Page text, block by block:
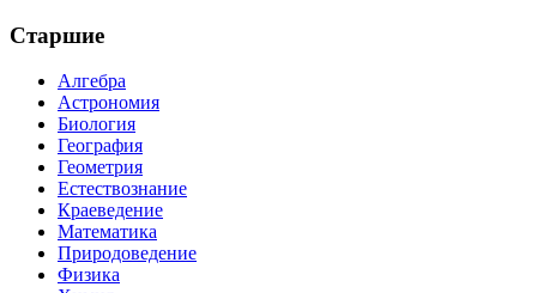
Старшие
Алгебра
Астрономия
Биология
География
Геометрия
Естествознание
Краеведение
Математика
Природоведение
Физика